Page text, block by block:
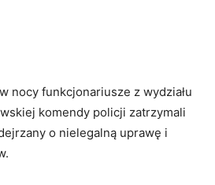
nocy funkcjonariusze z wydziału
komendy policji zatrzymali
o nielegalną uprawę i